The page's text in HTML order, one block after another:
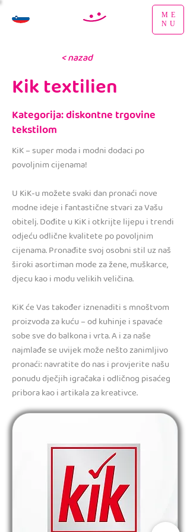
ME
NU
< nazad
Kik textilien
Kategorija: diskontne trgovine
tekstilom
KiK – super moda i modni dodaci po
povoljnim cijenama!
U KiK-u možete svaki dan pronaći nove
modne ideje i fantastične stvari za Vašu
obitelj. Dođite u KiK i otkrijte lijepu i trendi
odjeću odlične kvalitete po povoljnim
cijenama. Pronađite svoj osobni stil uz naš
široki asortiman mode za žene, muškarce,
djecu kao i modu velikih veličina.
KiK će Vas također iznenaditi s mnoštvom
proizvoda za kuću – od kuhinje i spavaće
sobe sve do balkona i vrta. A i za naše
najmlađe se uvijek može nešto zanimljivo
pronaći: navratite do nas i provjerite našu
ponudu dječjih igračaka i odličnog pisaćeg
pribora kao i artikala za kreativce.